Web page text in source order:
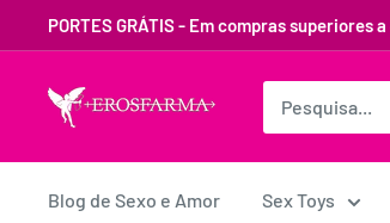
PORTES GRÁTIS - Em compras
Blog de Sexo e Amor Sex Toys